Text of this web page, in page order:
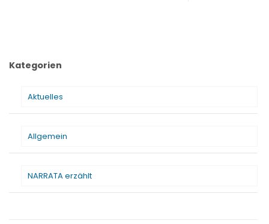
Kategorien
Aktuelles
Allgemein
NARRATA erzählt